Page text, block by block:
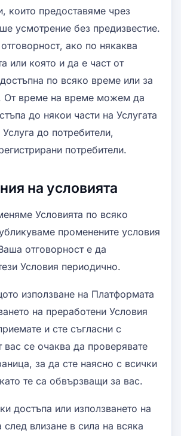
които предоставяме чрез
усмотрение без предизвестие.
ако по някаква
или която и да е част от
по всяко време или за
От време на време можем да
до някои части на Услугата
до потребители,
потребители.
на условията
Условията по всяко
променените условия
отговорност е да
Условия периодично.
използване на Платформата
на преработени Условия
и сте съгласни с
вас се очаква да проверявате
за да сте наясно с всички
те са обвързващи за вас.
достъпа или използването на
след влизане в сила на всяка